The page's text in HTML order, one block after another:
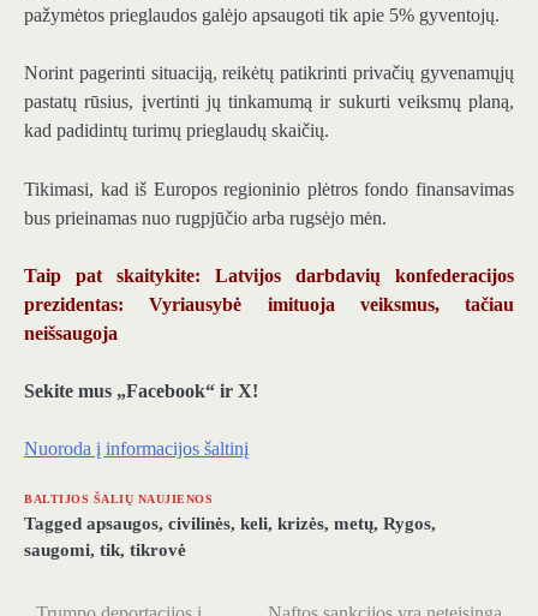
pažymėtos prieglaudos galėjo apsaugoti tik apie 5% gyventojų.
Norint pagerinti situaciją, reikėtų patikrinti privačių gyvenamųjų
pastatų rūsius, įvertinti jų tinkamumą ir sukurti veiksmų planą,
kad padidintų turimų prieglaudų skaičių.
Tikimasi, kad iš Europos regioninio plėtros fondo finansavimas
bus prieinamas nuo rugpjūčio arba rugsėjo mėn.
Taip pat skaitykite: Latvijos darbdavių konfederacijos
prezidentas: Vyriausybė imituoja veiksmus, tačiau
neišsaugoja
Sekite mus „Facebook“ ir X!
Nuoroda į informacijos šaltinį
BALTIJOS ŠALIŲ NAUJIENOS
Tagged apsaugos, civilinės, keli, krizės, metų, Rygos,
saugomi, tik, tikrovė